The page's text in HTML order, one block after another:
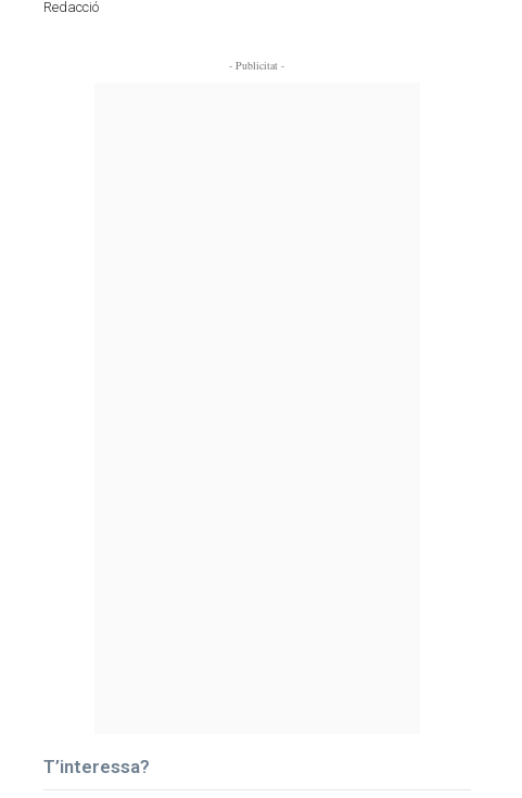
Redacció
- Publicitat -
T’interessa?